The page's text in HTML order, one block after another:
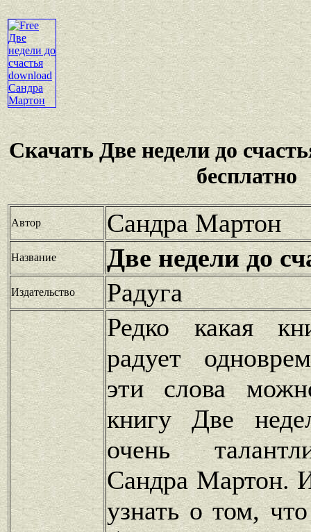
Скачать Две недели до
бесплатно
Автор Сандра Мартон
Название Две недели до
Издательство Радуга
Редко какая
радует
эти слова
книгу Две
очень
Сандра Мартон.
узнать о том,